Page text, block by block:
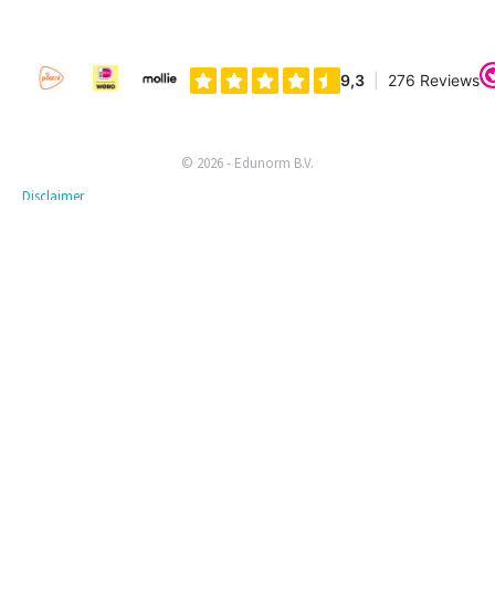
© 2026 - Edunorm B.V.
Disclaimer